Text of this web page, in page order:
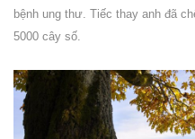
bệnh ung thư. Tiếc thay anh đã
5000 cây số.